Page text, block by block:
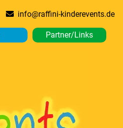
info@raffini-kinderevents.de
Partner/Links